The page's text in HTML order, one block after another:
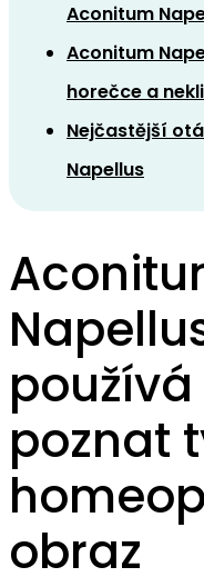
Aconitum
Aconitum
horečce a
Nejčastější
Napellus
poznat
obraz